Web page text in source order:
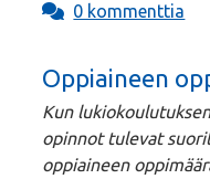
0 kommenttia
Oppiaineen
Kun
opinnot tulevat
oppiaineen